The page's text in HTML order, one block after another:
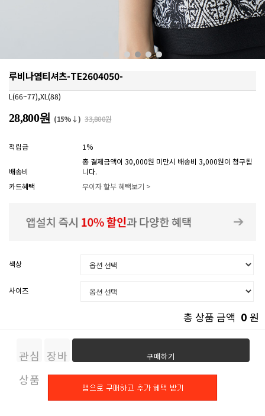
루비나염티셔츠-TE2604050-
L(66~77),XL(88)
28,800원 (15%↓) 33,800원
적립금 1%
배송비
총 결제금액이 30,000원 미만시 배송비 3,000원이 청구됩
니다.
카드혜택
무이자 할부 혜택보기 >
색상
사이즈
총 상품 금액 0 원
관심
상품
장바
구니
구매하기